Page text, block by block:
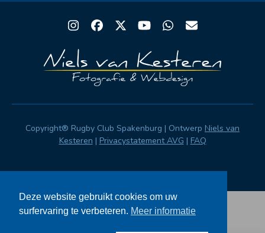
Instagram
Facebook
TwitterYouTubeWhatsapp
Email
Copyright® Rugby Club Spakenburg | Ontwerp Niels van
Kesteren | Privacystatement AVG | FAQ
Deze website gebruikt cookies om uw
surfervaring te verbeteren. Meer informatie